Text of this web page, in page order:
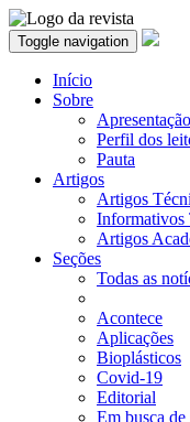
Toggle navigation
Início
Sobre
Apresentação
Perfil dos
Pauta
Artigos
Artigos
Informativos
Artigos
Seções
Todas as
Acontece
Aplicações
Bioplásticos
Covid-19
Editorial
Em busca de